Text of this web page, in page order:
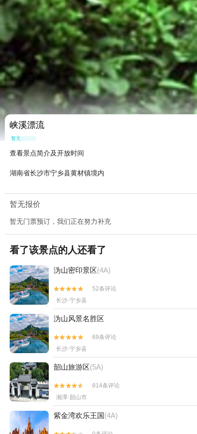
峡溪漂流
暂无点评
查看景点简介及开放时间
湖南省长沙市宁乡县黄材镇境内
暂无报价
暂无门票预订，我们正在努力补充
看了该景点的人还看了
沩山密印景区(4A)


52条评论
长沙·宁乡县
沩山风景名胜区


69条评论
长沙·宁乡县
韶山旅游区(5A)


814条评论
湘潭·韶山市
紫金湾欢乐王国(4A)